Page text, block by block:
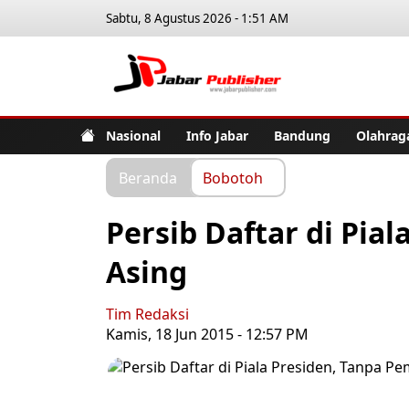
Sabtu, 8 Agustus 2026 - 1:51 AM
Nasional Info Jabar Bandung
Beranda Bobotoh
Persib Daftar di
Asing
Tim Redaksi
Kamis, 18 Jun 2015 - 12:57 PM